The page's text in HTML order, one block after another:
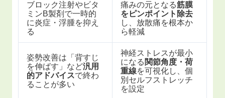
ブロック注射やビタ
ミンB製剤で一時的
に炎症・浮腫を抑え
る
痛みの元となる筋膜
をピンポイント除去
し、放散痛を根本か
ら軽減
姿勢改善は「背すじ
を伸ばす」など汎用
的アドバイスで終わ
ることが多い
神経ストレスが最小
になる 関節角度・荷
重線を可視化し、個
別セルフストレッチ
を設定